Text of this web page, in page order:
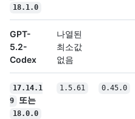
18.1.0
GPT-
5.2-
Codex
나열된
최소값
없음
17.14.1
9
또는
18.0.0
1.5.61 0.45.0